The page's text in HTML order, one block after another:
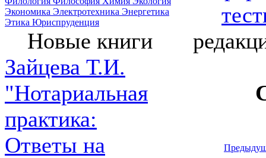
Экономика Электротехника Энергетика
Этика Юриспруденция
Новые книги
Зайцева Т.И.
"Нотариальная
практика:
Ответы на